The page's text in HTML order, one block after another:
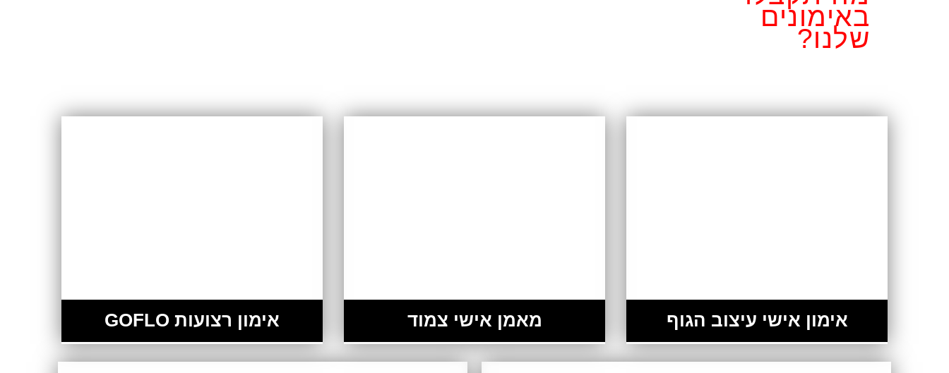
באימונים
שלנו?
אימון אישי עיצוב הגוף מאמן אישי צמוד אימון רצועות GOFLO